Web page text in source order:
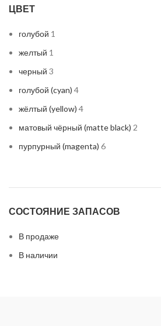
ЦВЕТ
голубой 1
желтый 1
черный 3
голубой (cyan) 4
жёлтый (yellow) 4
матовый чёрный (matte black) 2
пурпурный (magenta) 6
СОСТОЯНИЕ ЗАПАСОВ
В продаже
В наличии